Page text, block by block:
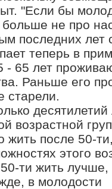
"Если бы
больше не про
последних лет
теперь в
- 65 лет
Раньше его
старели.
возрастной
жить после 50-
этого
ти жить
в молодости